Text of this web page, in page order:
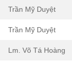
Trần Mỹ Duyệt
Trần Mỹ Duyệt
Lm. Võ Tá Hoàng